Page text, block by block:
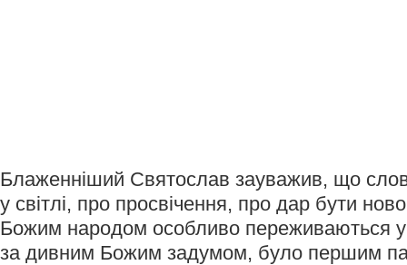
Блаженніший Святослав зауважив, що
у світлі, про просвічення, про дар бути
Божим народом особливо переживаються
за дивним Божим задумом, було першим